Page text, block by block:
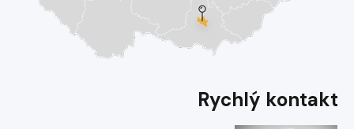
Rychlý kontakt